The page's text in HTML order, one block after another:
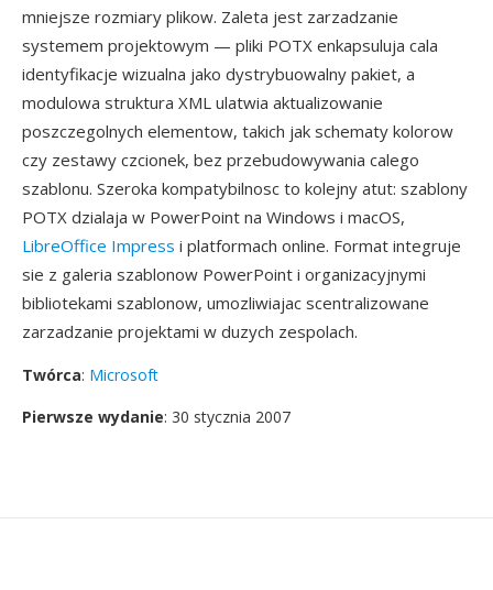
mniejsze rozmiary plikow. Zaleta jest zarzadzanie
systemem projektowym — pliki POTX enkapsuluja cala
identyfikacje wizualna jako dystrybuowalny pakiet, a
modulowa struktura XML ulatwia aktualizowanie
poszczegolnych elementow, takich jak schematy kolorow
czy zestawy czcionek, bez przebudowywania calego
szablonu. Szeroka kompatybilnosc to kolejny atut: szablony
POTX dzialaja w PowerPoint na Windows i macOS,
LibreOffice Impress i platformach online. Format integruje
sie z galeria szablonow PowerPoint i organizacyjnymi
bibliotekami szablonow, umozliwiajac scentralizowane
zarzadzanie projektami w duzych zespolach.
Twórca: Microsoft
Pierwsze wydanie: 30 stycznia 2007